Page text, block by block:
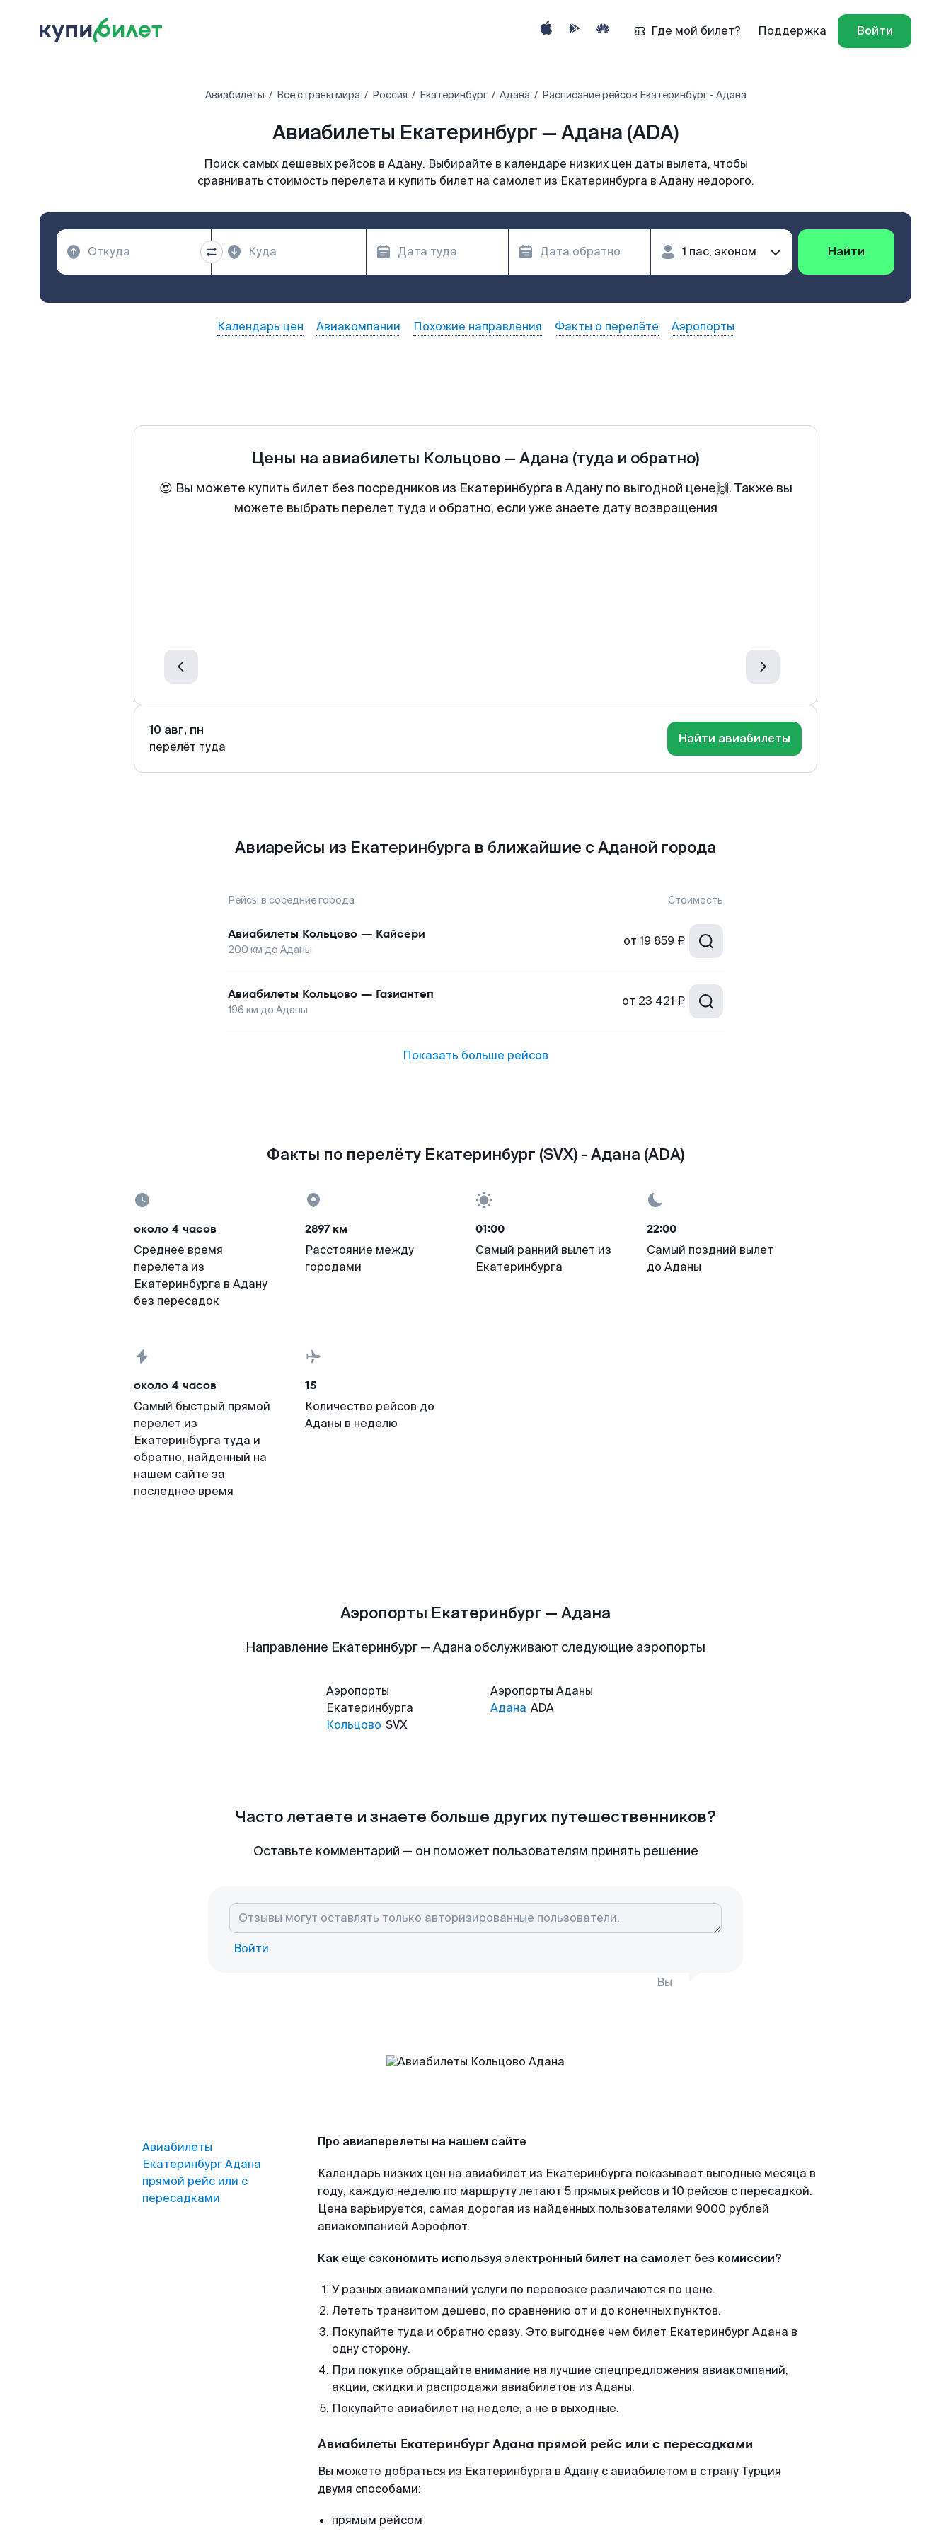
Где мой билет? Поддержка Войти
Авиабилеты Все страны мира Россия Екатеринбург Адана Расписание рейсов Екатеринбург - Адана
Авиабилеты Екатеринбург — Адана (ADA)
Поиск самых дешевых рейсов в Адану. Выбирайте в календаре низких цен даты вылета, чтобы
сравнивать стоимость перелета и купить билет на самолет из Екатеринбурга в Адану недорого.
Найти
Календарь цен Авиакомпании Похожие направления Факты о перелёте Аэропорты
Цены на авиабилеты Кольцово — Адана (туда и обратно)
😍 Вы можете купить билет без посредников из Екатеринбурга в Адану по выгодной цене🙌. Также вы
можете выбрать перелет туда и обратно, если уже знаете дату возвращения
10 авг, пн
перелёт туда
Найти авиабилеты
Авиарейсы из Екатеринбурга в ближайшие с Аданой города
Рейсы в соседние города Стоимость
Авиабилеты Кольцово — Кайсери
200 км до Аданы
от 19 859 ₽
Авиабилеты Кольцово — Газиантеп
196 км до Аданы
от 23 421 ₽
Показать больше рейсов
Факты по перелёту Екатеринбург (SVX) - Адана (ADA)
около 4 часов
Среднее время
перелета из
Екатеринбурга в Адану
без пересадок
2897 км
Расстояние между
городами
01:00
Самый ранний вылет из
Екатеринбурга
22:00
Самый поздний вылет
до Аданы
около 4 часов
Самый быстрый прямой
перелет из
Екатеринбурга туда и
обратно, найденный на
нашем сайте за
последнее время
15
Количество рейсов до
Аданы в неделю
Аэропорты Екатеринбург — Адана
Направление Екатеринбург — Адана обслуживают следующие аэропорты
Аэропорты
Екатеринбурга
Кольцово SVX
Аэропорты Аданы
Адана ADA
Часто летаете и знаете больше других путешественников?
Оставьте комментарий — он поможет пользователям принять решение
Войти
Вы
Авиабилеты
Екатеринбург Адана
прямой рейс или с
пересадками
Про авиаперелеты на нашем сайте
Календарь низких цен на авиабилет из Екатеринбурга показывает выгодные месяца в
году, каждую неделю по маршруту летают 5 прямых рейсов и 10 рейсов с пересадкой.
Цена варьируется, самая дорогая из найденных пользователями 9000 рублей
авиакомпанией Аэрофлот.
Как еще сэкономить используя электронный билет на самолет без комиссии?
У разных авиакомпаний услуги по перевозке различаются по цене.
Лететь транзитом дешево, по сравнению от и до конечных пунктов.
Покупайте туда и обратно сразу. Это выгоднее чем билет Екатеринбург Адана в
одну сторону.
При покупке обращайте внимание на лучшие спецпредложения авиакомпаний,
акции, скидки и распродажи авиабилетов из Аданы.
Покупайте авиабилет на неделе, а не в выходные.
Авиабилеты Екатеринбург Адана прямой рейс или с пересадками
Вы можете добраться из Екатеринбурга в Адану с авиабилетом в страну Турция
двумя способами:
прямым рейсом